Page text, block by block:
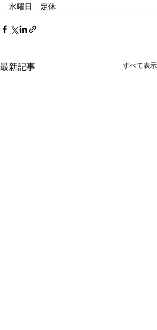
水曜日　定休
最新記事 すべて表示